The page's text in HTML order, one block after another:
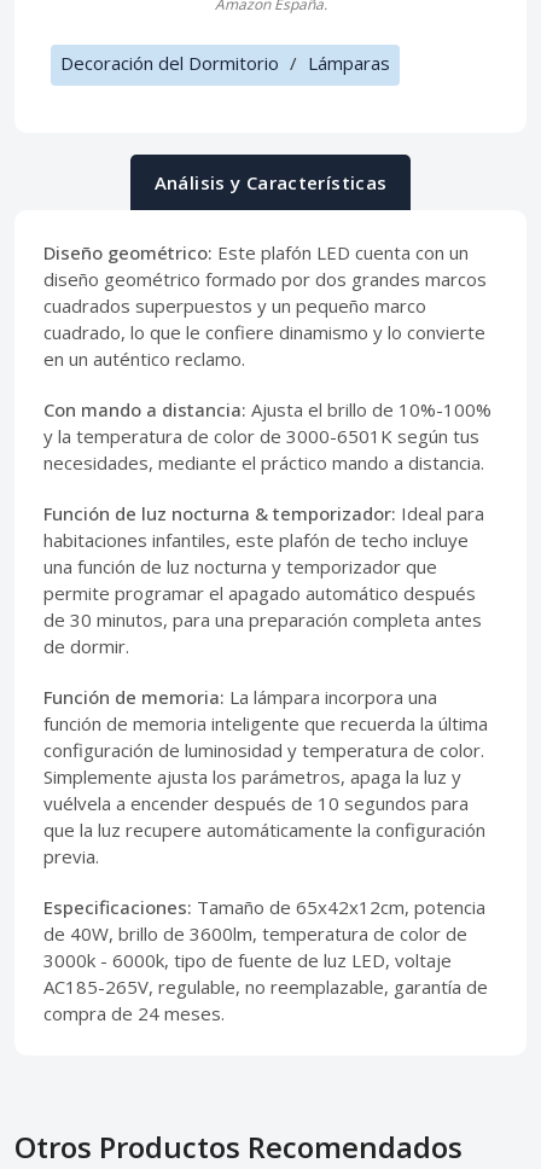
Amazon España.
Decoración del Dormitorio / Lámparas
Análisis y Características
Diseño geométrico: Este plafón LED cuenta con un
diseño geométrico formado por dos grandes marcos
cuadrados superpuestos y un pequeño marco
cuadrado, lo que le confiere dinamismo y lo convierte
en un auténtico reclamo.
Con mando a distancia: Ajusta el brillo de 10%-100%
y la temperatura de color de 3000-6501K según tus
necesidades, mediante el práctico mando a distancia.
Función de luz nocturna & temporizador: Ideal para
habitaciones infantiles, este plafón de techo incluye
una función de luz nocturna y temporizador que
permite programar el apagado automático después
de 30 minutos, para una preparación completa antes
de dormir.
Función de memoria: La lámpara incorpora una
función de memoria inteligente que recuerda la última
configuración de luminosidad y temperatura de color.
Simplemente ajusta los parámetros, apaga la luz y
vuélvela a encender después de 10 segundos para
que la luz recupere automáticamente la configuración
previa.
Especificaciones: Tamaño de 65x42x12cm, potencia
de 40W, brillo de 3600lm, temperatura de color de
3000k - 6000k, tipo de fuente de luz LED, voltaje
AC185-265V, regulable, no reemplazable, garantía de
compra de 24 meses.
Otros Productos Recomendados